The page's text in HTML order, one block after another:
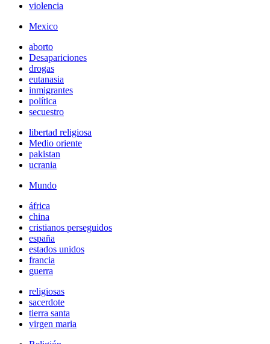
violencia
Mexico
aborto
Desapariciones
drogas
eutanasia
inmigrantes
política
secuestro
libertad religiosa
Medio oriente
pakistan
ucrania
Mundo
áfrica
china
cristianos perseguidos
españa
estados unidos
francia
guerra
religiosas
sacerdote
tierra santa
virgen maria